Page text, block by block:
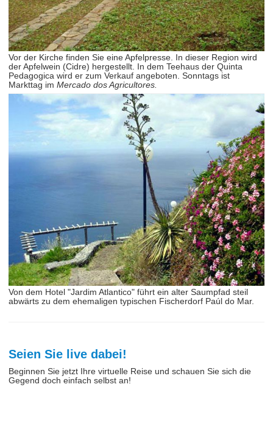
Vor der Kirche finden Sie eine Apfelpresse. In dieser Region wird
der Apfelwein (Cidre) hergestellt. In dem Teehaus der Quinta
Pedagogica wird er zum Verkauf angeboten. Sonntags ist
Markttag im Mercado dos Agricultores.
Von dem Hotel "Jardim Atlantico" führt ein alter Saumpfad steil
abwärts zu dem ehemaligen typischen Fischerdorf Paúl do Mar.
Seien Sie live dabei!
Beginnen Sie jetzt Ihre virtuelle Reise und schauen Sie sich die
Gegend doch einfach selbst an!